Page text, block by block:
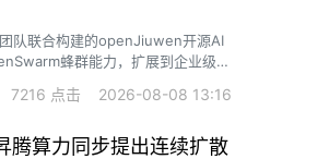
队联合构建的openJiuwen开源AI
蜂群能力，扩展到企业级分
7216 点击 2026-08-08 13:16
腾算力同步提出连续扩散